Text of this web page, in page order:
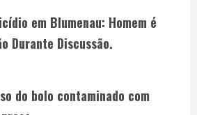
em Blumenau: Homem é
Durante Discussão.
do bolo contaminado com